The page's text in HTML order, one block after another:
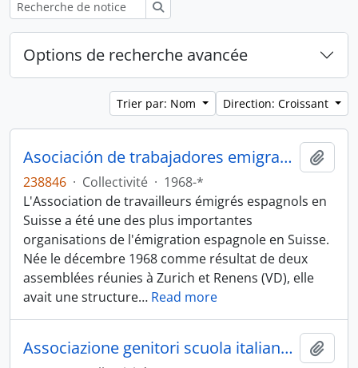
Options de recherche avancée
Trier par: Nom Direction: Croissant
Asociación de trabajadores emigrantes españoles en Suiza (ATEES)
238846 · Collectivité · 1968-*
L'Association de travailleurs émigrés espagnols en
Suisse a été une des plus importantes
organisations de l'émigration espagnole en Suisse.
Née le décembre 1968 comme résultat de deux
assemblées réunies à Zurich et Renens (VD), elle
avait une structure… Read more
Associazione genitori scuola italiana (AGSI)